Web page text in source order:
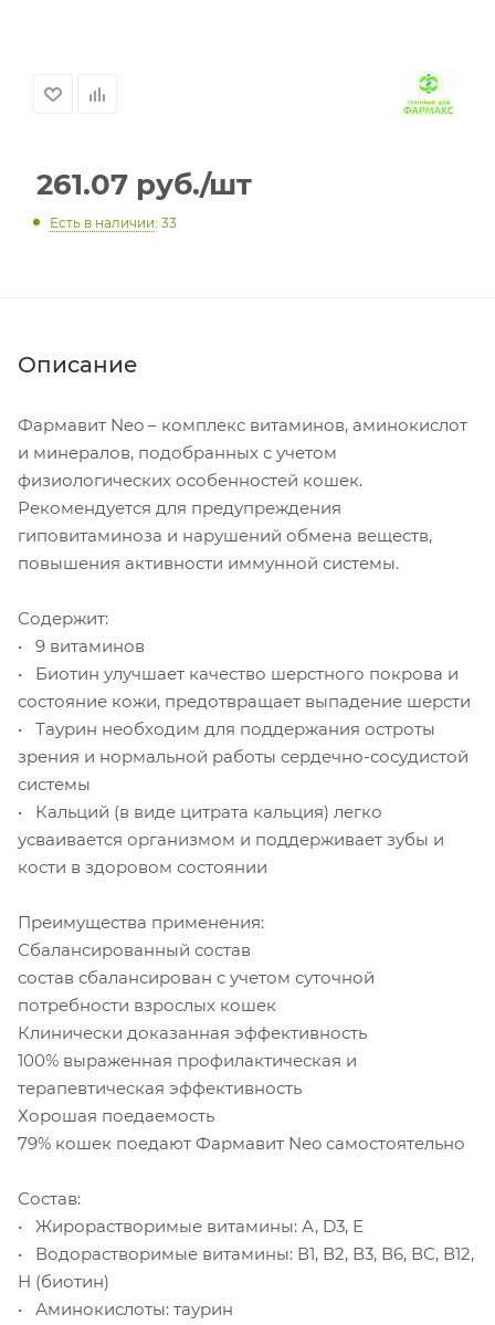
261.07 руб./шт
Есть в наличии: 33
Описание
Фармавит Neo – комплекс витаминов, аминокислот
и минералов, подобранных с учетом
физиологических особенностей кошек.
Рекомендуется для предупреждения
гиповитаминоза и нарушений обмена веществ,
повышения активности иммунной системы.
Содержит:
• 9 витаминов
• Биотин улучшает качество шерстного покрова и
состояние кожи, предотвращает выпадение шерсти
• Таурин необходим для поддержания остроты
зрения и нормальной работы сердечно-сосудистой
системы
• Кальций (в виде цитрата кальция) легко
усваивается организмом и поддерживает зубы и
кости в здоровом состоянии
Преимущества применения:
Сбалансированный состав
состав сбалансирован с учетом суточной
потребности взрослых кошек
Клинически доказанная эффективность
100% выраженная профилактическая и
терапевтическая эффективность
Хорошая поедаемость
79% кошек поедают Фармавит Neo самостоятельно
Состав:
• Жирорастворимые витамины: А, D3, Е
• Водорастворимые витамины: В1, В2, В3, В6, ВС, В12,
Н (биотин)
• Аминокислоты: таурин